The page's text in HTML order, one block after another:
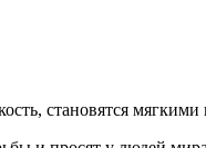
становятся